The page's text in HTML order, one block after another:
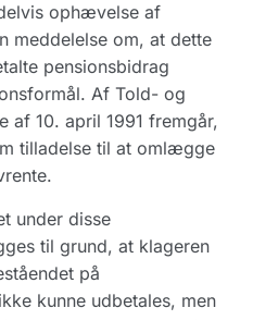
ophævelse af
meddelelse om, at dette
pensionsbidrag
Af Told- og
af 10. april 1991 fremgår,
tilladelse til at omlægge
under disse
til grund, at klageren
på
kunne udbetales, men